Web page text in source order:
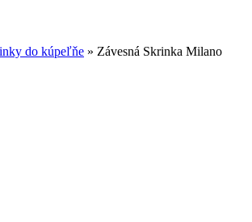
do kúpeľňe » Závesná Skrinka Milano